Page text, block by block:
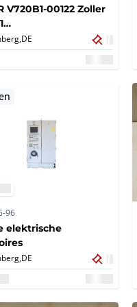
V720B1-00122 Zoller
DE
96
elektrische
DE